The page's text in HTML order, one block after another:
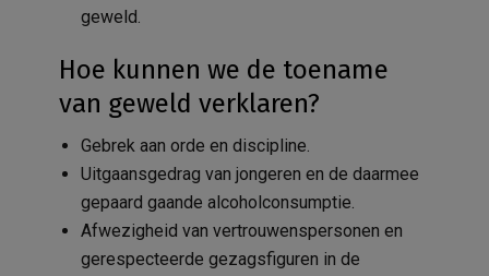
geweld.
Hoe kunnen we de toename
van geweld verklaren?
Gebrek aan orde en discipline.
Uitgaansgedrag van jongeren en de daarmee
gepaard gaande alcoholconsumptie.
Afwezigheid van vertrouwenspersonen en
gerespecteerde gezagsfiguren in de